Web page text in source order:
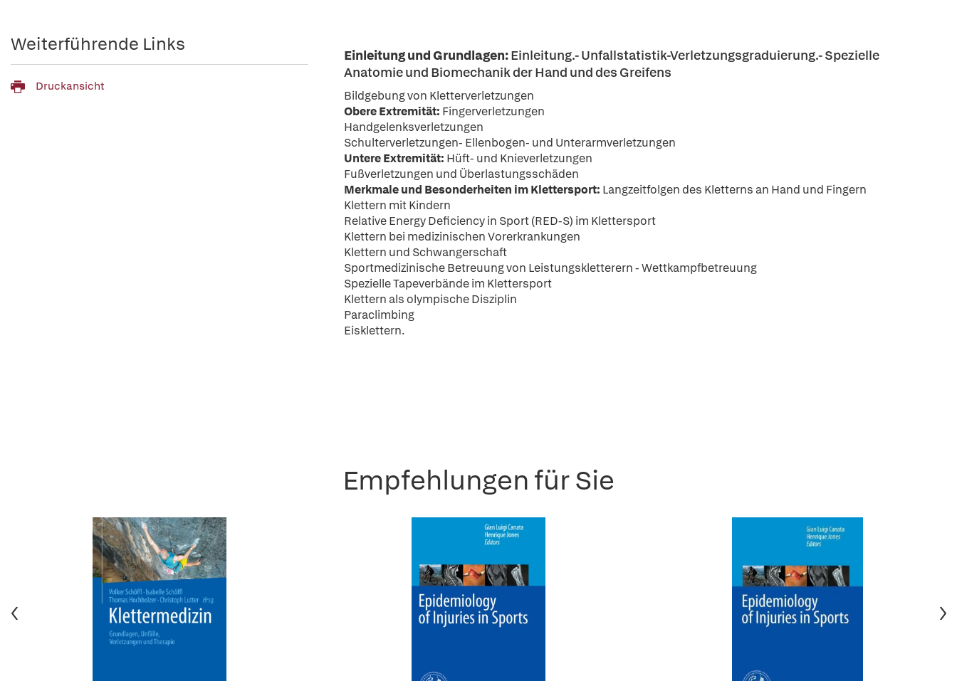
Einleitung und Grundlagen:Einleitung.-Unfallstatistik-Verletzungsgraduierung.-Spezielle
Anatomie und Biomechanik der Hand und des Greifens
Bildgebung von Kletterverletzungen
Obere Extremität: Fingerverletzungen
Handgelenksverletzungen
Schulterverletzungen- Ellenbogen- und Unterarmverletzungen
Untere Extremität: Hüft- und Knieverletzungen
Fußverletzungen und Überlastungsschäden
Merkmale und Besonderheiten im Klettersport: Langzeitfolgen des Kletterns an Hand und Fingern
Klettern mit Kindern
Relative Energy Deficiency in Sport (RED-S) im Klettersport
Klettern bei medizinischen Vorerkrankungen
Klettern und Schwangerschaft
Sportmedizinische Betreuung von Leistungskletterern - Wettkampfbetreuung
Spezielle Tapeverbände im Klettersport
Klettern als olympische Disziplin
Paraclimbing
Eisklettern.
Weiterführende Links
Druckansicht
Empfehlungen für Sie